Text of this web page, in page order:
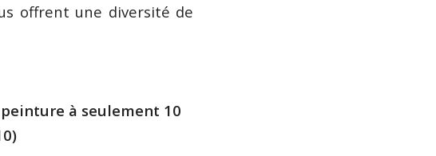
offrent une diversité de
à seulement 10